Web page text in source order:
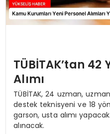
TÜBİTAK’tan 42
Alımı
TÜBİTAK, 24 uzman,
destek teknisyeni ve 18
garson, usta alımı
alınacak.